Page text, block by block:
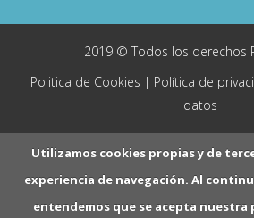
2019 © Todos los derechos
Politica de Cookies | Política de
datos
Utilizamos cookies propias y de
experiencia de navegación. Al
entendemos que se acepta nuestra